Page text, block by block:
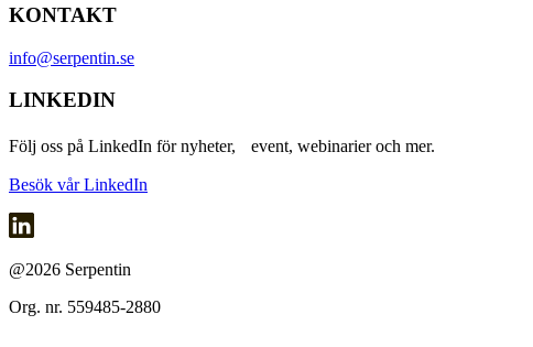
KONTAKT
info@serpentin.se
LINKEDIN
Följ oss på LinkedIn för nyheter, event, webinarier och mer.
Besök vår LinkedIn
@2026 Serpentin
Org. nr. 559485-2880